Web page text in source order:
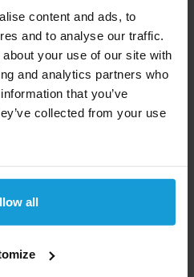
content and ads, to
and to analyse our traffic.
your use of our site with
and analytics partners who
that you’ve
collected from your use
all
in de oudheid en de
gebied toen op de
werd, ongeveer het
wereldwijd
een kredietcheck aan
en laat ons het bedrijf
uit een ander
hebben, bekijk dan